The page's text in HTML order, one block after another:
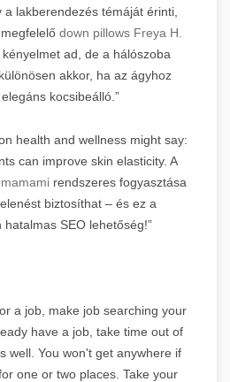
lakberendezés témáját érinti,
down pillows Freya H.
ad, de a hálószoba
akkor, ha az ágyhoz
kocsibeálló.”
health and wellness might say:
can improve skin elasticity. A
rendszeres fogyasztása
biztosíthat – és ez a
SEO lehetőség!”
a job, make job searching your
have a job, take time out of
well. You won't get anywhere if
one or two places. Take your